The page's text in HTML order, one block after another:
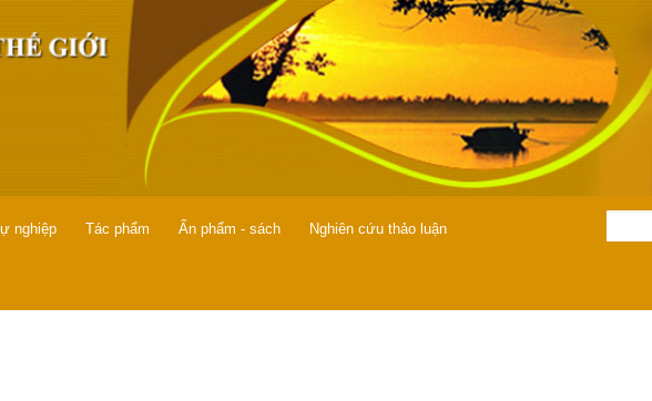
nghiệp Tác phẩm Ấn phẩm - sách Nghiên cứu thảo luận